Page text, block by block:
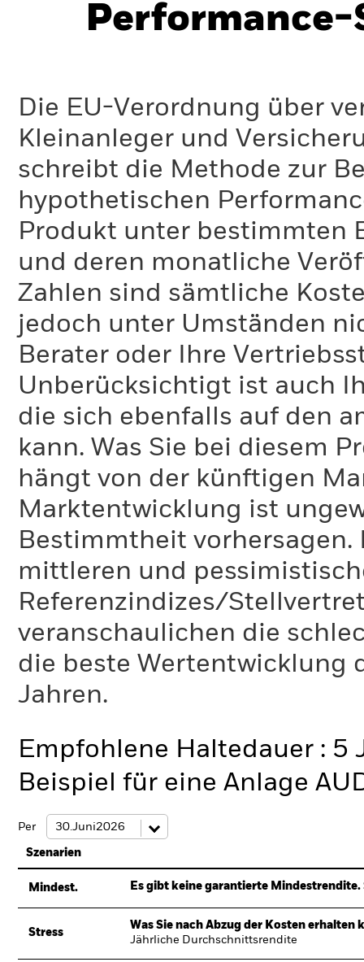
Performance-
Die EU-Verordnung über
Kleinanleger und
schreibt die Methode zur
hypothetischen
Produkt unter bestimmten
und deren monatliche
Zahlen sind sämtliche
jedoch unter Umständen
Berater oder Ihre
Unberücksichtigt ist auch
die sich ebenfalls auf den
kann. Was Sie bei diesem
hängt von der künftigen
Marktentwicklung ist
Bestimmtheit
mittleren und
Referenzindizes/
veranschaulichen die
die beste Wertentwicklung
Jahren.
Empfohlene Haltedauer : 5
Beispiel für eine Anlage
Per
Szenarien
Mindest. Es gibt keine garantierte
Stress
Was Sie nach Abzug der Kosten erhalten
Jährliche Durchschnittsrendite